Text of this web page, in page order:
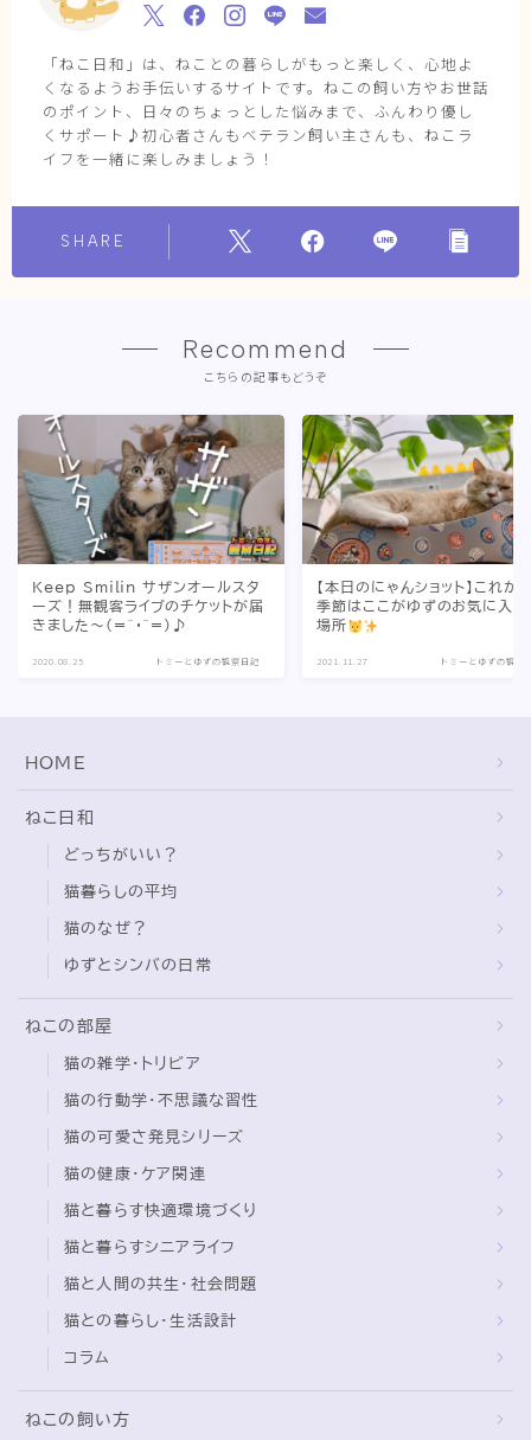
「ねこ日和」は、ねことの暮らしがもっと楽しく、心地よ
くなるようお手伝いするサイトです。ねこの飼い方やお世話
のポイント、日々のちょっとした悩みまで、ふんわり優し
くサポート♪初心者さんもベテラン飼い主さんも、ねこラ
イフを一緒に楽しみましょう！
SHARE
Recommend
こちらの記事もどうぞ
Keep Smilin サザンオールスタ
ーズ！無観客ライブのチケットが届
きました〜(=^・^=)♪
2020.08.25 トミーとゆずの観察日記
【本日のにゃんショット】これか
季節はここがゆずのお気に入り
場所
2021.11.27 トミーとゆずの観察
HOME
ねこ日和
どっちがいい？
猫暮らしの平均
猫のなぜ？
ゆずとシンバの日常
ねこの部屋
猫の雑学・トリビア
猫の行動学・不思議な習性
猫の可愛さ発見シリーズ
猫の健康・ケア関連
猫と暮らす快適環境づくり
猫と暮らすシニアライフ
猫と人間の共生・社会問題
猫との暮らし・生活設計
コラム
ねこの飼い方